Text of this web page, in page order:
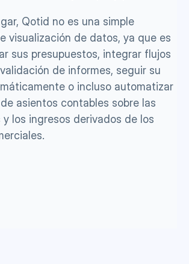
Qotid no es una simple
visualización de datos, ya que es
sus presupuestos, integrar flujos
de informes, seguir su
o incluso automatizar
asientos contables sobre las
los ingresos derivados de los